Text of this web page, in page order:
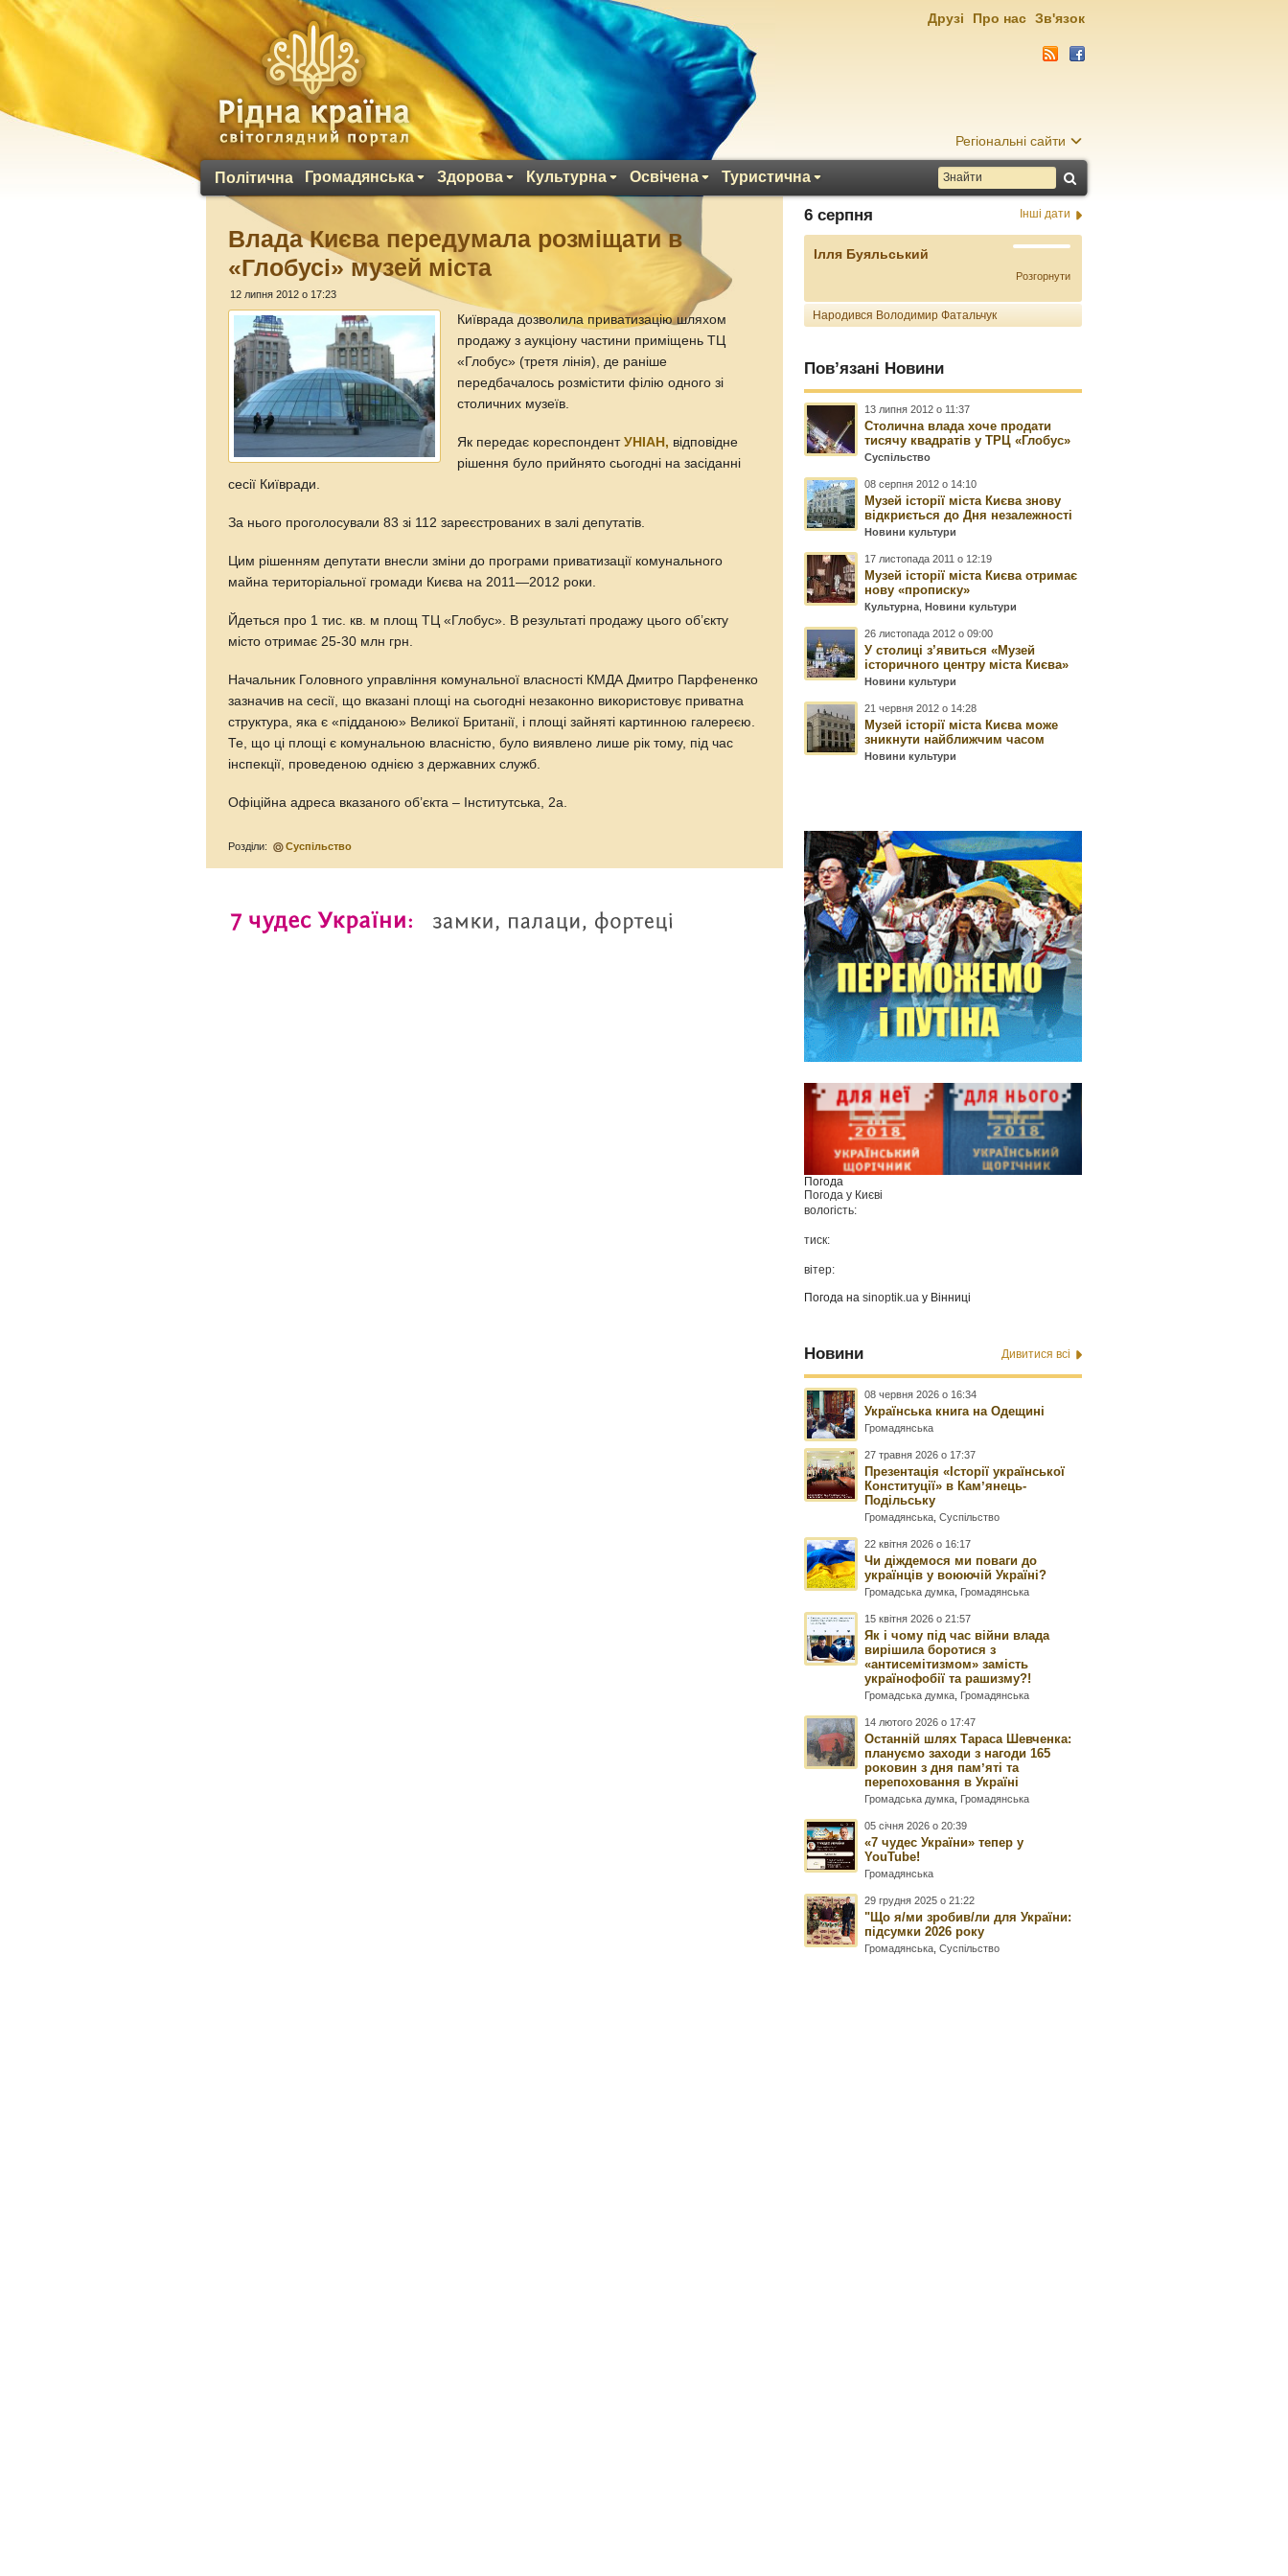
Регіональні сайти
Політична Громадянська Здорова Культурна Освічена Туристична
Друзі Про нас Зв'язок
Влада Києва передумала розміщати в
«Глобусі» музей міста
12 липня 2012 о 17:23
Київрада дозволила приватизацію шляхом
продажу з аукціону частини приміщень ТЦ
«Глобус» (третя лінія), де раніше
передбачалось розмістити філію одного зі
столичних музеїв.
Як передає кореспондентУНІАН, відповідне
рішення було прийнято сьогодні на засіданні
сесії Київради.
За нього проголосували 83 зі 112 зареєстрованих в залі депутатів.
Цим рішенням депутати внесли зміни до програми приватизації комунального
майна територіальної громади Києва на 2011—2012 роки.
Йдеться про 1 тис. кв. м площ ТЦ «Глобус». В результаті продажу цього об’єкту
місто отримає 25-30 млн грн.
Начальник Головного управління комунальної власності КМДА Дмитро Парфененко
зазначив на сесії, що вказані площі на сьогодні незаконно використовує приватна
структура, яка є «підданою» Великої Британії, і площі зайняті картинною галереєю.
Те, що ці площі є комунальною власністю, було виявлено лише рік тому, під час
інспекції, проведеною однією з державних служб.
Офіційна адреса вказаного об’єкта – Інститутська, 2а.
Розділи: Суспільство
6 серпня Інші дати
Ілля Буяльський
Розгорнути
Народився Володимир Фатальчук
Пов’язані Новини
13 липня 2012 о 11:37
Столична влада хоче продати
тисячу квадратів у ТРЦ «Глобус»
Суспільство
08 серпня 2012 о 14:10
Музей історії міста Києва знову
відкриється до Дня незалежності
Новини культури
17 листопада 2011 о 12:19
Музей історії міста Києва отримає
нову «прописку»
Культурна ,Новини культури
26 листопада 2012 о 09:00
У столиці з’явиться «Музей
історичного центру міста Києва»
Новини культури
21 червня 2012 о 14:28
Музей історії міста Києва може
зникнути найближчим часом
Новини культури
Погода
Погода у Києві
вологість:
тиск:
вітер:
Погода наsinoptik.ua у Вінниці
Новини Дивитися всі
08 червня 2026 о 16:34
Українська книга на Одещині
Громадянська
27 травня 2026 о 17:37
Презентація «Історії української
Конституції» в Камʼянець-
Подільську
Громадянська ,Суспільство
22 квітня 2026 о 16:17
Чи діждемося ми поваги до
українців у воюючій Україні?
Громадська думка Громадянська
15 квітня 2026 о 21:57
Як і чому під час війни влада
вирішила боротися з
«антисемітизмом» замість
українофобії та рашизму?!
Громадська думка Громадянська
14 лютого 2026 о 17:47
Останній шлях Тараса Шевченка:
плануємо заходи з нагоди 165
роковин з дня памʼяті та
перепоховання в Україні
Громадська думка Громадянська
05 січня 2026 о 20:39
«7 чудес України» тепер у
YouTube!
Громадянська
29 грудня 2025 о 21:22
"Що я/ми зробив/ли для України:
підсумки 2026 року
Громадянська ,Суспільство